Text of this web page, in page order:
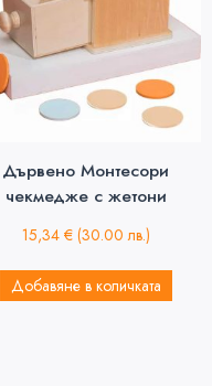
Дървено Монтесори
чекмедже с жетони
15,34 € (30.00 лв.)
Добавяне в количката